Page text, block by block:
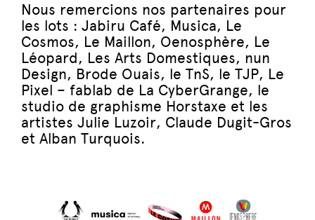
Nous remercions nos partenaires pour
les lots : Jabiru Café, Musica, Le
Cosmos, Le Maillon, Oenosphère, Le
Léopard, Les Arts Domestiques, nun
Design, Brode Ouais, le TnS, le TJP, Le
Pixel – fablab de La CyberGrange, le
studio de graphisme Horstaxe et les
artistes Julie Luzoir, Claude Dugit-Gros
et Alban Turquois.